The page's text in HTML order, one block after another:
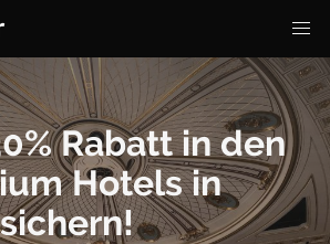
Rabatt in den
Hotels in